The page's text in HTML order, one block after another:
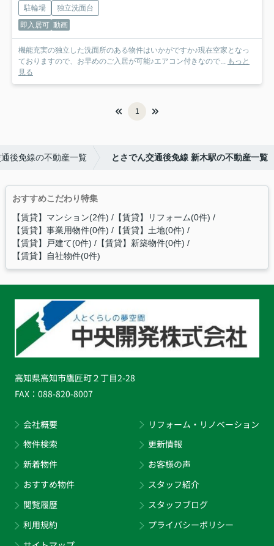
駐輪場
独立洗面台
即入居可 動画
機能充実の独立した洗面所のある物件はいかがですか♪現在空家となっ
ておりますので、お早めのご入居が可能♪エアコン付きなので...
もっと
見る
1
後免線の不動産一覧 とさでん交通後免線 新木駅の不動産一覧
おすすめこだわり特集
【賃貸】マンション(2件) 【賃貸】リフォーム(0件)
【賃貸】事業用物件(0件) 【賃貸】土地(0件)
【賃貸】戸建て(0件) 【賃貸】新築物件(0件)
【賃貸】自社物件(0件)
高知県高知市鷹匠町２丁目2-28
FAX： 088-820-8007
会社概要
物件検索
新着物件
おすすめ物件
閲覧履歴
利用規約
リフォーム・リノベーション
更新情報
お客様の声
スタッフ紹介
スタッフブログ
プライバシーポリシー